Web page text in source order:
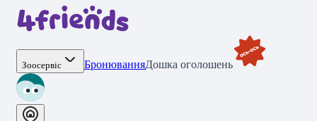
Зоосервіс БронюванняДошка оголошень